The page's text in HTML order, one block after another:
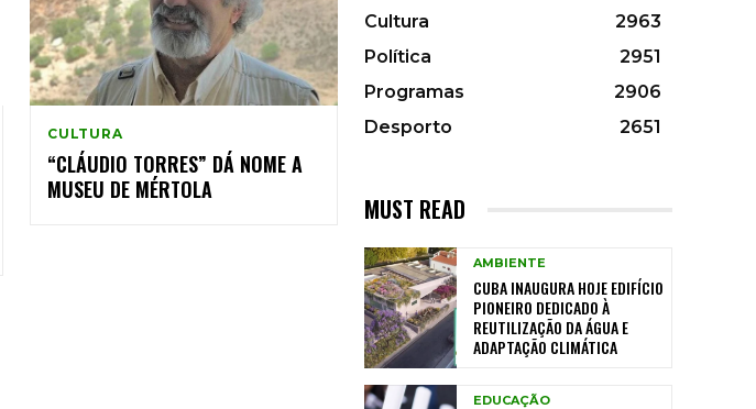
CULTURA
“CLÁUDIO TORRES” DÁ NOME A
MUSEU DE MÉRTOLA
Cultura
2963
Política
2951
Programas
2906
Desporto
2651
MUST READ
AMBIENTE
CUBA INAUGURA HOJE EDIFÍCIO
PIONEIRO DEDICADO À
REUTILIZAÇÃO DA ÁGUA E
ADAPTAÇÃO CLIMÁTICA
EDUCAÇÃO